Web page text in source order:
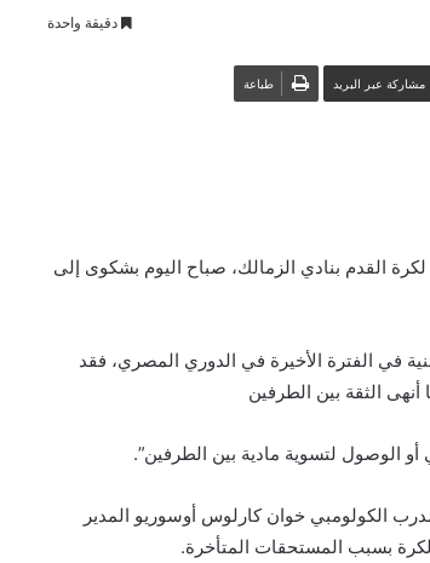
دقيقة واحدة
مشاركة عبر البريد طباعة
القدم بنادي الزمالك، صباح اليوم بشكوى إلى
في الفترة الأخيرة في الدوري المصري، فقد
الوصول لتسوية مادية بين الطرفين”.
الكولومبي خوان كارلوس أوسوريو المدير
بسبب المستحقات المتأخرة.